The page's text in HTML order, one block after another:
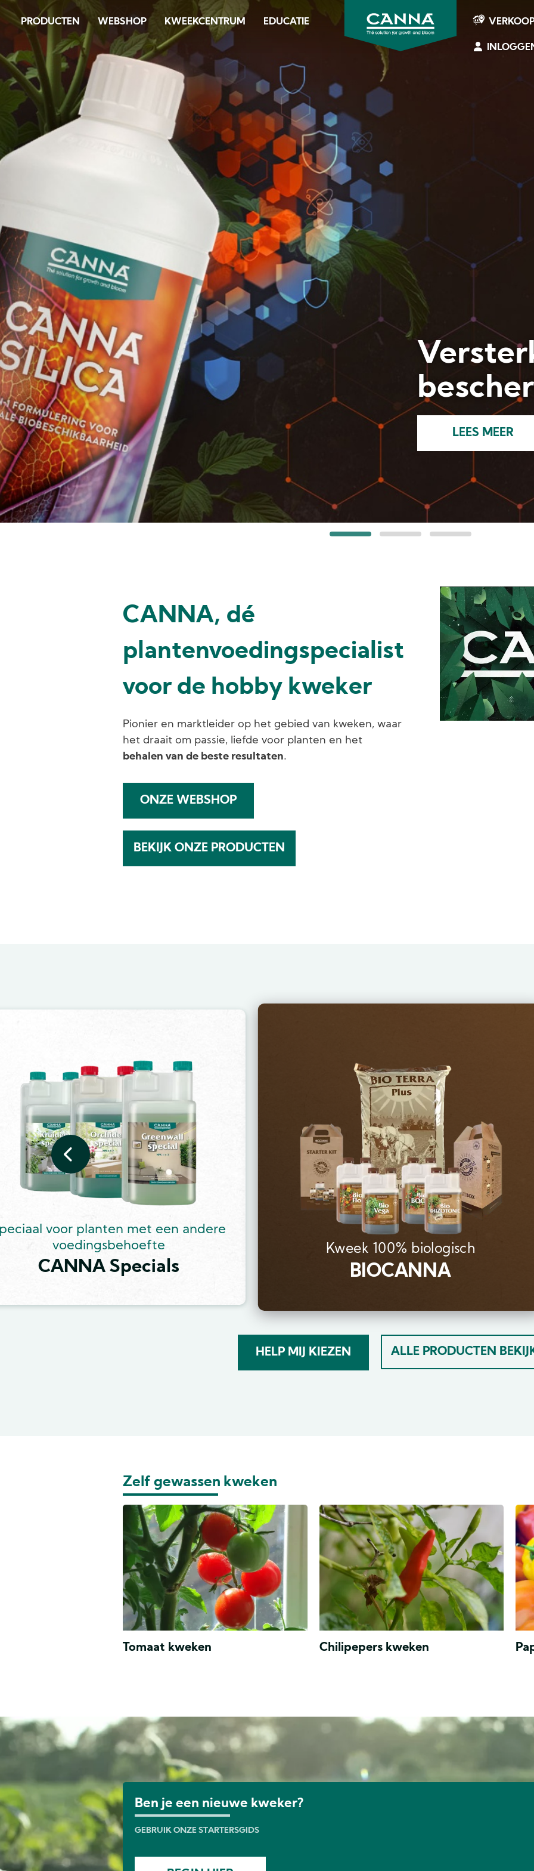
Skip
content
PRODUCTEN WEBSHOP KWEEKCENTRUM EDUCATIE
NK
kan er
SCHRIJF JE IN!
CANNA, dé
plantenvoedingspecialist
voor de hobby kweker
Pionier en marktleider op het gebied van kweken, waar
het draait om passie, liefde voor planten en het
behalen van de beste resultaten.
ONZE WEBSHOP
BEKIJK ONZE PRODUCTEN
voor planten met een andere
voedingsbehoefte
CANNA Specials
Kweek 100% biologisch
BIOCANNA
HELP MIJ KIEZEN ALLE PRODUCTEN
Zelf gewassen kweken
Tomaat kweken Chilipepers kweken
Image
Ben je een nieuwe kweker?
GEBRUIK ONZE STARTERSGIDS